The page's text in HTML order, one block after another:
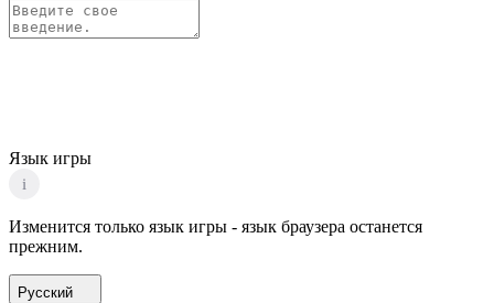
Язык игры
i
Изменится только язык игры - язык браузера останется
прежним.
Русский